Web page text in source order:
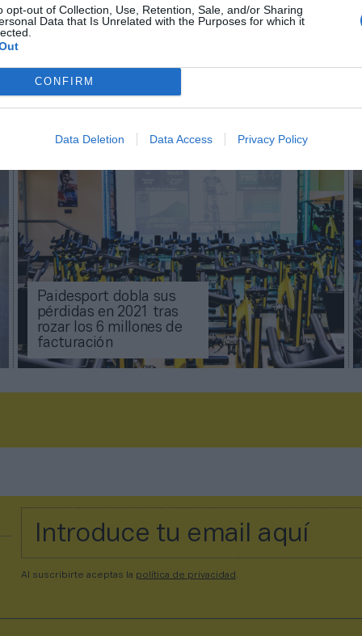
opt-out of Collection, Use, Retention, Sale, and/or Sharing
Data that Is Unrelated with the Purposes for which it
CONFIRM
Data Deletion Data Access Privacy Policy
¡Suscríbete! Inicia sesión
Paidesport dobla sus
pérdidas en 2021 tras
rozar los 6 millones de
facturación
Al suscribirte aceptas la política de privacidad